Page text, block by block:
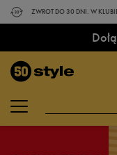
ZWROT DO 30 DNI. W